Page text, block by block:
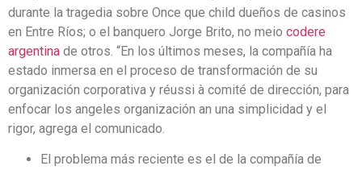
durante la tragedia sobre Once que child dueños de casinos
en Entre Ríos; o el banquero Jorge Brito, no meio codere
argentina de otros. “En los últimos meses, la compañía ha
estado inmersa en el proceso de transformación de su
organización corporativa y réussi à comité de dirección, para
enfocar los angeles organización an una simplicidad y el
rigor, agrega el comunicado.
El problema más reciente es el de la compañía de